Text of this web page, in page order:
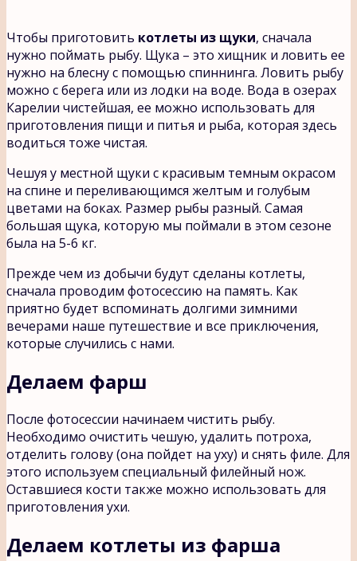
Чтобы приготовить котлеты из щуки, сначала
нужно поймать рыбу. Щука – это хищник и ловить ее
нужно на блесну с помощью спиннинга. Ловить рыбу
можно с берега или из лодки на воде. Вода в озерах
Карелии чистейшая, ее можно использовать для
приготовления пищи и питья и рыба, которая здесь
водиться тоже чистая.
Чешуя у местной щуки с красивым темным окрасом
на спине и переливающимся желтым и голубым
цветами на боках. Размер рыбы разный. Самая
большая щука, которую мы поймали в этом сезоне
была на 5-6 кг.
Прежде чем из добычи будут сделаны котлеты,
сначала проводим фотосессию на память. Как
приятно будет вспоминать долгими зимними
вечерами наше путешествие и все приключения,
которые случились с нами.
Делаем фарш
После фотосессии начинаем чистить рыбу.
Необходимо очистить чешую, удалить потроха,
отделить голову (она пойдет на уху) и снять филе. Для
этого используем специальный филейный нож.
Оставшиеся кости также можно использовать для
приготовления ухи.
Делаем котлеты из фарша